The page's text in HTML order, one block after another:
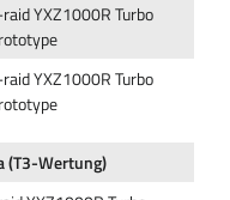
YXZ1000R Turbo
YXZ1000R Turbo
(T3-Wertung)